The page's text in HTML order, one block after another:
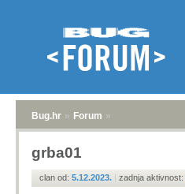
Bug.hr » Forum »
grba01
clan od: 5.12.2023. | zadnja aktivnost: